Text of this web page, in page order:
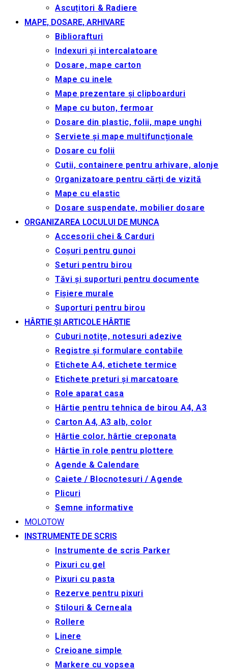
Ascuțitori & Radiere
MAPE, DOSARE, ARHIVARE
Bibliorafturi
Indexuri și intercalatoare
Dosare, mape carton
Mape cu inele
Mape prezentare și clipboarduri
Mape cu buton, fermoar
Dosare din plastic, folii, mape unghi
Serviete și mape multifuncționale
Dosare cu folii
Cutii, containere pentru arhivare, alonje
Organizatoare pentru cărți de vizită
Mape cu elastic
Dosare suspendate, mobilier dosare
ORGANIZAREA LOCULUI DE MUNCA
Accesorii chei & Сarduri
Coșuri pentru gunoi
Seturi pentru birou
Tăvi și suporturi pentru documente
Fișiere murale
Suporturi pentru birou
HÂRTIE ȘI ARTICOLE HÂRTIE
Cuburi notițe, notesuri adezive
Registre și formulare contabile
Etichete A4, etichete termice
Etichete preturi și marcatoare
Role aparat casa
Hârtie pentru tehnica de birou A4, A3
Carton A4, A3 alb, color
Hârtie color, hârtie creponata
Hârtie în role pentru plottere
Agende & Calendare
Caiete / Blocnotesuri / Agende
Plicuri
Semne informative
MOLOTOW
INSTRUMENTE DE SCRIS
Instrumente de scris Parker
Pixuri cu gel
Pixuri cu pasta
Rezerve pentru pixuri
Stilouri & Сerneala
Rollere
Linere
Creioane simple
Markere cu vopsea